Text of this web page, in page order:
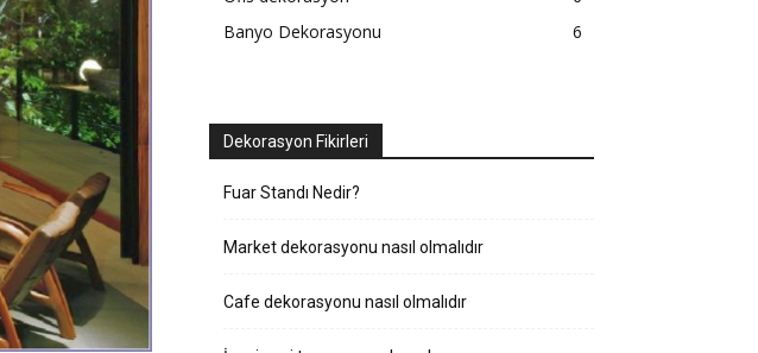
Banyo Dekorasyonu
6
Dekorasyon Fikirleri
Fuar Standı Nedir?
Market dekorasyonu nasıl olmalıdır
Cafe dekorasyonu nasıl olmalıdır